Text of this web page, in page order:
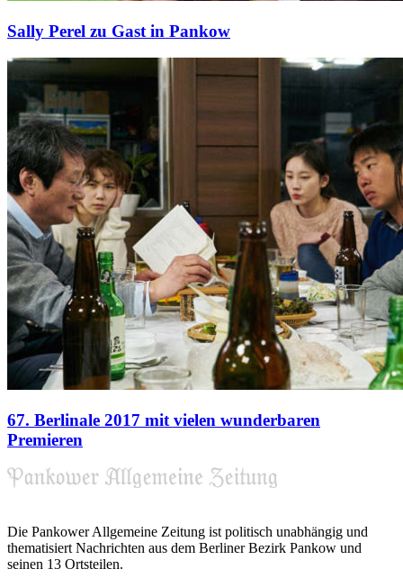
Sally Perel zu Gast in Pankow
67. Berlinale 2017 mit vielen wunderbaren
Premieren
Die Pankower Allgemeine Zeitung ist politisch unabhängig und
thematisiert Nachrichten aus dem Berliner Bezirk Pankow und
seinen 13 Ortsteilen.